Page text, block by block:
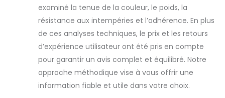
examiné la tenue de la couleur, le poids, la
résistance aux intempéries et l’adhérence. En plus
de ces analyses techniques, le prix et les retours
d’expérience utilisateur ont été pris en compte
pour garantir un avis complet et équilibré. Notre
approche méthodique vise à vous offrir une
information fiable et utile dans votre choix.